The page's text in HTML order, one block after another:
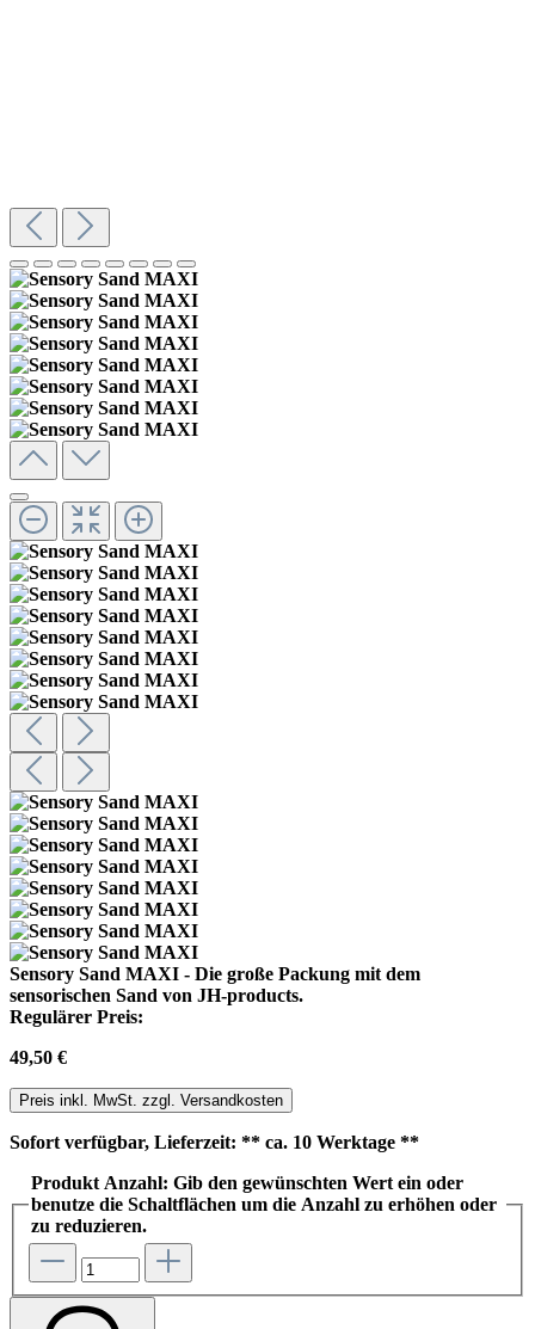
Sensory Sand MAXI - Die große Packung mit dem
sensorischen Sand von JH-products.
Regulärer Preis:
49,50 €
Preis inkl. MwSt. zzgl. Versandkosten
Sofort verfügbar, Lieferzeit: ** ca. 10 Werktage **
Produkt Anzahl: Gib den gewünschten Wert ein oder
benutze die Schaltflächen um die Anzahl zu erhöhen oder
zu reduzieren.